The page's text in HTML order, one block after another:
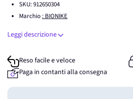
SKU:912650304
Marchio : BIONIKE
Leggi descrizione
Reso facile e veloce
Paga in contanti alla consegna
Guadagna